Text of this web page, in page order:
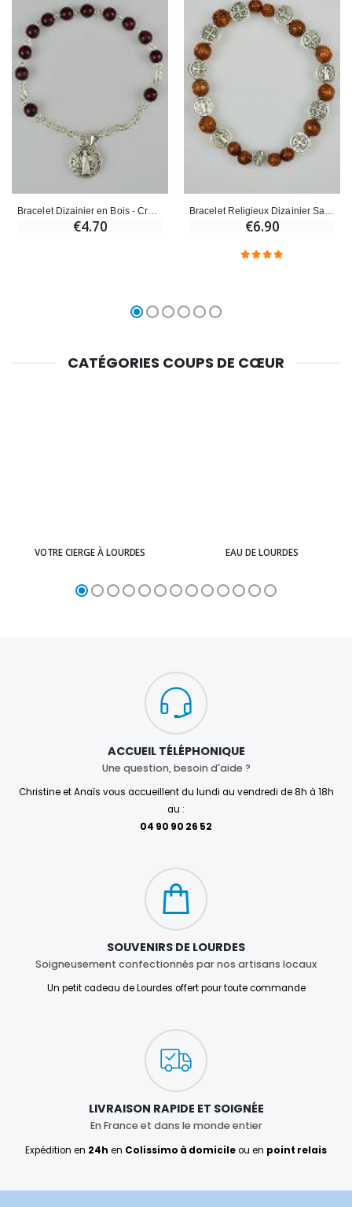
€4.70 €6.90
CATÉGORIES COUPS DE CŒUR
VOTRE CIERGE À LOURDES EAU DE LOURDES
ACCUEIL TÉLÉPHONIQUE
Une question, besoin d'aide ?
Christine et Anaïs vous accueillent du lundi au vendredi de 8h à 18h
au :
04 90 90 26 52
SOUVENIRS DE LOURDES
Soigneusement confectionnés par nos artisans locaux
Un petit cadeau de Lourdes offert pour toute commande
LIVRAISON RAPIDE ET SOIGNÉE
En France et dans le monde entier
Expédition en 24h en Colissimo à domicileou en point relais